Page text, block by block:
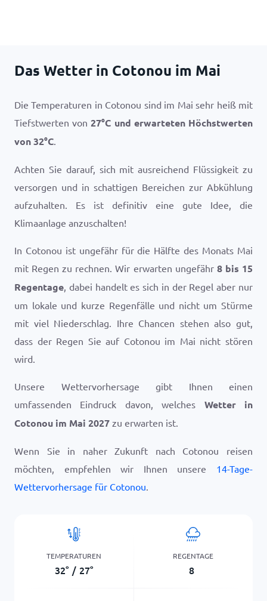
Das Wetter in Cotonou im Mai
Die Temperaturen in Cotonou sind im Mai sehr heiß mit
Tiefstwerten von27°C und erwarteten Höchstwerten
von32°C.
Achten Sie darauf, sich mit ausreichend Flüssigkeit zu
versorgen und in schattigen Bereichen zur Abkühlung
aufzuhalten. Es ist definitiv eine gute Idee, die
Klimaanlage anzuschalten!
In Cotonou ist ungefähr für die Hälfte des Monats Mai
mit Regen zu rechnen. Wir erwarten ungefähr 8 bis 15
Regentage, dabei handelt es sich in der Regel aber nur
um lokale und kurze Regenfälle und nicht um Stürme
mit viel Niederschlag. Ihre Chancen stehen also gut,
dass der Regen Sie auf Cotonou im Mai nicht stören
wird.
Unsere Wettervorhersage gibt Ihnen einen
umfassenden Eindruck davon, welches Wetter in
Cotonou im Mai 2027 zu erwarten ist.
Wenn Sie in naher Zukunft nach Cotonou reisen
möchten, empfehlen wir Ihnen unsere 14-Tage-
Wettervorhersage für Cotonou.
TEMPERATUREN
32° / 27°
REGENTAGE
8